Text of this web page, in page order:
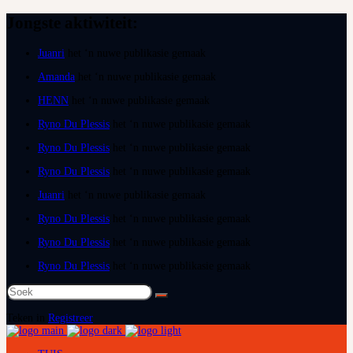
Juanri
Amanda
HENN
Ryno Du Plessis
Ryno Du Plessis
Ryno Du Plessis
Juanri
Ryno Du Plessis
Ryno Du Plessis
Ryno Du Plessis
Soek
na:
Registreer